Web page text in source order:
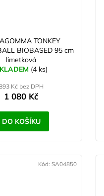
TONKEY
BIOBASED 95 cm
limetková
(4 ks)
Kč bez DPH
1 080 Kč
DO KOŠÍKU
Kód: SA04850